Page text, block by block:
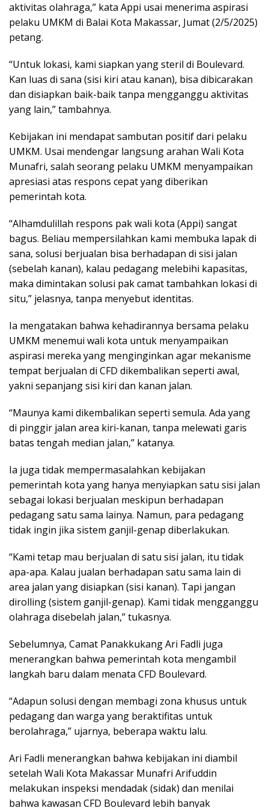
aktivitas olahraga,” kata Appi usai menerima aspirasi
pelaku UMKM di Balai Kota Makassar, Jumat (2/5/2025)
petang.
“Untuk lokasi, kami siapkan yang steril di Boulevard.
Kan luas di sana (sisi kiri atau kanan), bisa dibicarakan
dan disiapkan baik-baik tanpa mengganggu aktivitas
yang lain,” tambahnya.
Kebijakan ini mendapat sambutan positif dari pelaku
UMKM. Usai mendengar langsung arahan Wali Kota
Munafri, salah seorang pelaku UMKM menyampaikan
apresiasi atas respons cepat yang diberikan
pemerintah kota.
“Alhamdulillah respons pak wali kota (Appi) sangat
bagus. Beliau mempersilahkan kami membuka lapak di
sana, solusi berjualan bisa berhadapan di sisi jalan
(sebelah kanan), kalau pedagang melebihi kapasitas,
maka dimintakan solusi pak camat tambahkan lokasi di
situ,” jelasnya, tanpa menyebut identitas.
Ia mengatakan bahwa kehadirannya bersama pelaku
UMKM menemui wali kota untuk menyampaikan
aspirasi mereka yang menginginkan agar mekanisme
tempat berjualan di CFD dikembalikan seperti awal,
yakni sepanjang sisi kiri dan kanan jalan.
“Maunya kami dikembalikan seperti semula. Ada yang
di pinggir jalan area kiri-kanan, tanpa melewati garis
batas tengah median jalan,” katanya.
Ia juga tidak mempermasalahkan kebijakan
pemerintah kota yang hanya menyiapkan satu sisi jalan
sebagai lokasi berjualan meskipun berhadapan
pedagang satu sama lainya. Namun, para pedagang
tidak ingin jika sistem ganjil-genap diberlakukan.
“Kami tetap mau berjualan di satu sisi jalan, itu tidak
apa-apa. Kalau jualan berhadapan satu sama lain di
area jalan yang disiapkan (sisi kanan). Tapi jangan
dirolling (sistem ganjil-genap). Kami tidak mengganggu
olahraga disebelah jalan,” tukasnya.
Sebelumnya, Camat Panakkukang Ari Fadli juga
menerangkan bahwa pemerintah kota mengambil
langkah baru dalam menata CFD Boulevard.
“Adapun solusi dengan membagi zona khusus untuk
pedagang dan warga yang beraktifitas untuk
berolahraga,” ujarnya, beberapa waktu lalu.
Ari Fadli menerangkan bahwa kebijakan ini diambil
setelah Wali Kota Makassar Munafri Arifuddin
melakukan inspeksi mendadak (sidak) dan menilai
bahwa kawasan CFD Boulevard lebih banyak